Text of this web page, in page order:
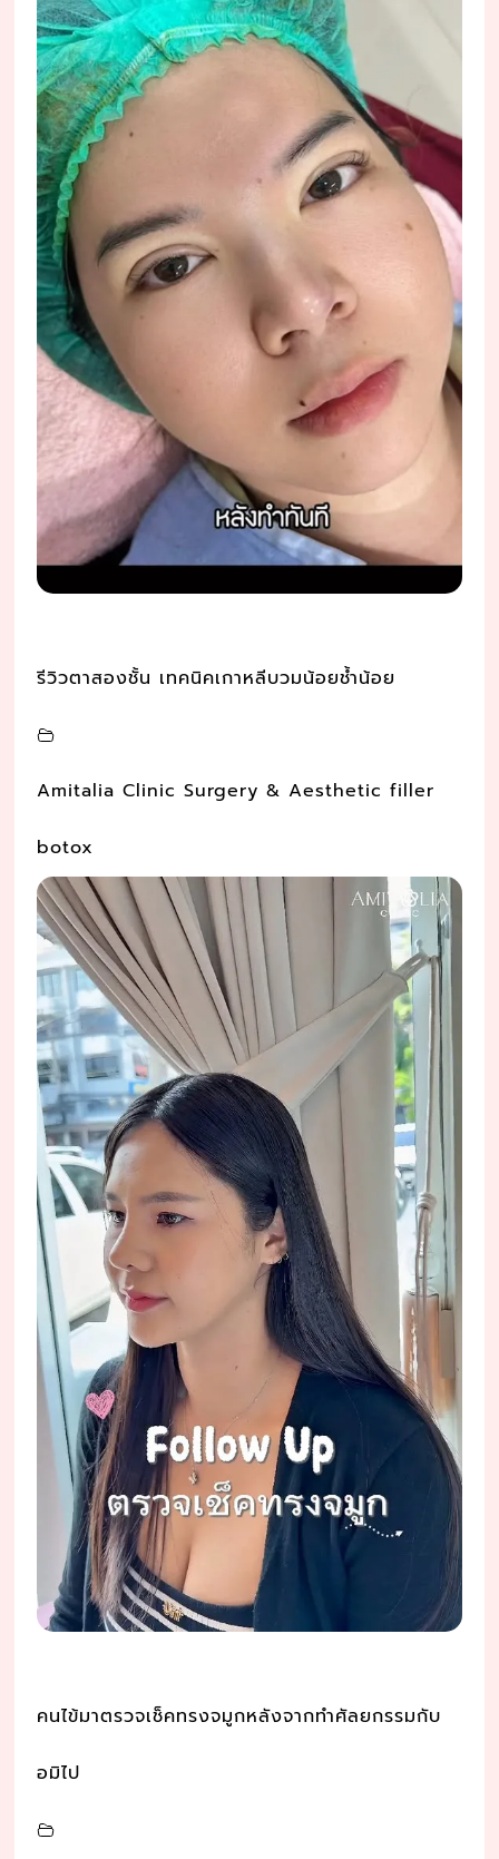
รีวิวตาสองชั้น เทคนิคเกาหลีบวมน้อยช้ำน้อย
Amitalia Clinic Surgery & Aesthetic filler
botox
คนไข้มาตรวจเช็คทรงจมูกหลังจากทำศัลยกรรมกับ
อมิไป